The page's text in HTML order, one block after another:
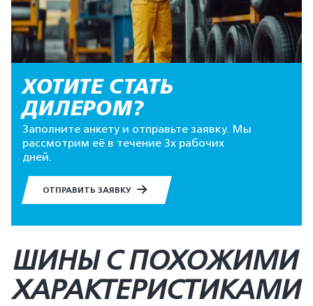
ХОТИТЕ СТАТЬ
ДИЛЕРОМ?
Заполните анкету и отправьте заявку. Мы
рассмотрим её в течение 3х рабочих
дней.
ОТПРАВИТЬ ЗАЯВКУ
ШИНЫ С ПОХОЖИМИ
ХАРАКТЕРИСТИКАМИ